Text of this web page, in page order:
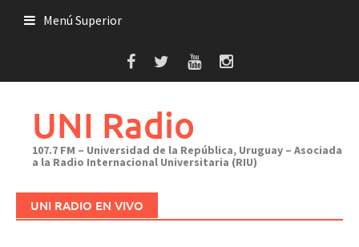
Menú Superior
UNI Radio
107.7 FM – Universidad de la República, Uruguay – Asociada
a la Radio Internacional Universitaria (RIU)
UNI RADIO EN VIVO